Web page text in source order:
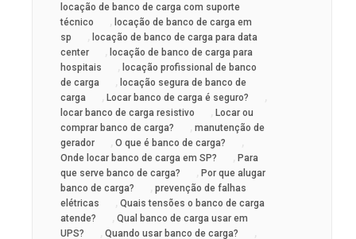
locação de banco de carga com suporte
técnico
locação de banco de carga em
sp
locação de banco de carga para data
center
locação de banco de carga para
hospitais
locação profissional de banco
de carga
locação segura de banco de
carga
Locar banco de carga é seguro?
locar banco de carga resistivo
Locar ou
comprar banco de carga?
manutenção de
gerador
O que é banco de carga?
Onde locar banco de carga em SP?
Para
que serve banco de carga?
Por que alugar
banco de carga?
prevenção de falhas
elétricas
Quais tensões o banco de carga
atende?
Qual banco de carga usar em
UPS?
Quando usar banco de carga?